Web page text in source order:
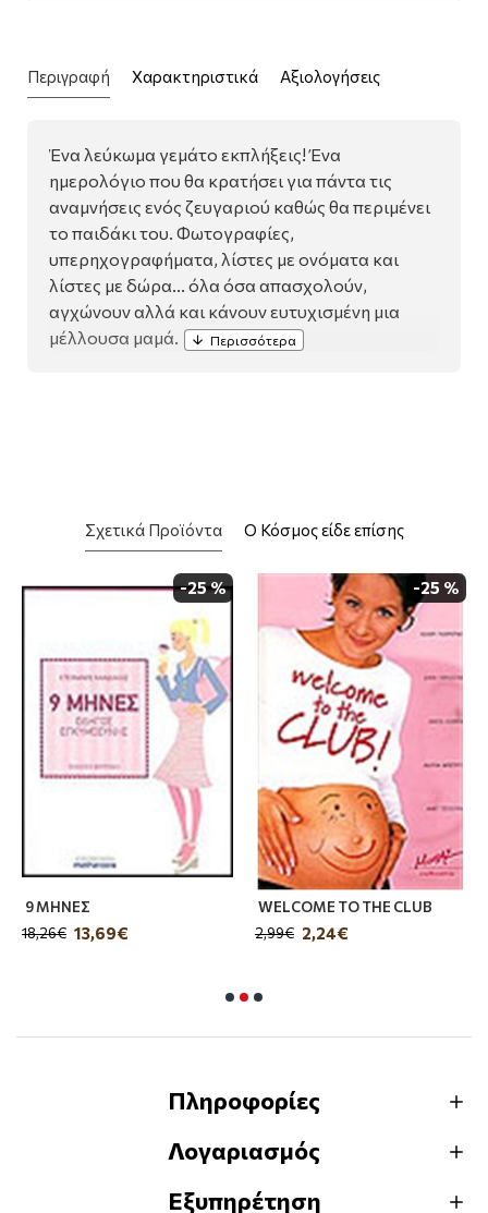
Περιγραφή Χαρακτηριστικά Αξιολογήσεις
Ένα λεύκωµα γεµάτο εκπλήξεις! Ένα
ηµερολόγιο που θα κρατήσει για πάντα τις
αναµνήσεις ενός ζευγαριού καθώς θα περιµένει
το παιδάκι του. Φωτογραφίες,
υπερηχογραφήµατα, λίστες µε ονόµατα και
λίστες µε δώρα... όλα όσα απασχολούν,
αγχώνουν αλλά και κάνουν ευτυχισµένη µια
µέλλουσα µαµά.
Σχετικά Προϊόντα Ο Κόσμος είδε επίσης
-25 %
9 ΜΗΝΕΣ
13,69€
18,26€
-25 %
WELCOME TO THE CLUB
2,24€
2,99€
Πληροφορίες
Λογαριασμός
Εξυπηρέτηση